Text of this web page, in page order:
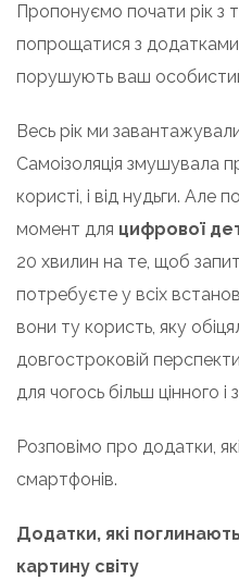
Пропонуємо почати рік з
попрощатися з
порушують ваш
Весь рік ми
Самоізоляція змушувала
користі, і від нудьги. Але
момент для цифрової
20 хвилин на те, щоб
потребуєте у всіх
вони ту користь, яку
довгостроковій
для чогось більш цінного і
Розповімо про додатки, які
смартфонів.
Додатки, які
картину світу